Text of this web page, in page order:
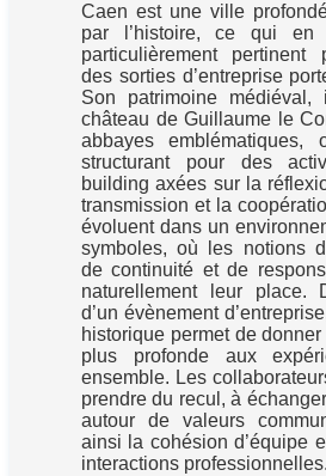
Caen est une ville
par l’histoire, ce qui
particulièrement pertinent
des sorties d’entreprise
Son patrimoine
château de Guillaume le
abbayes emblématiques,
structurant pour des
building axées sur la
transmission et la
évoluent dans un
symboles, où les notions
de continuité et de
naturellement leur place.
d’un évènement
historique permet de
plus profonde aux
ensemble. Les
prendre du recul, à
autour de valeurs
ainsi la cohésion d’équipe
interactions professionnelles.